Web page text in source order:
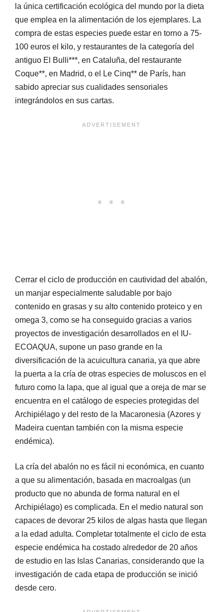
la única certificación ecológica del mundo por la dieta
que emplea en la alimentación de los ejemplares. La
compra de estas especies puede estar en torno a 75-
100 euros el kilo, y restaurantes de la categoría del
antiguo El Bulli***, en Cataluña, del restaurante
Coque**, en Madrid, o el Le Cinq** de París, han
sabido apreciar sus cualidades sensoriales
integrándolos en sus cartas.
Cerrar el ciclo de producción en cautividad del abalón,
un manjar especialmente saludable por bajo
contenido en grasas y su alto contenido proteico y en
omega 3, como se ha conseguido gracias a varios
proyectos de investigación desarrollados en el IU-
ECOAQUA, supone un paso grande en la
diversificación de la acuicultura canaria, ya que abre
la puerta a la cría de otras especies de moluscos en el
futuro como la lapa, que al igual que a oreja de mar se
encuentra en el catálogo de especies protegidas del
Archipiélago y del resto de la Macaronesia (Azores y
Madeira cuentan también con la misma especie
endémica).
La cría del abalón no es fácil ni económica, en cuanto
a que su alimentación, basada en macroalgas (un
producto que no abunda de forma natural en el
Archipiélago) es complicada. En el medio natural son
capaces de devorar 25 kilos de algas hasta que llegan
a la edad adulta. Completar totalmente el ciclo de esta
especie endémica ha costado alrededor de 20 años
de estudio en las Islas Canarias, considerando que la
investigación de cada etapa de producción se inició
desde cero.